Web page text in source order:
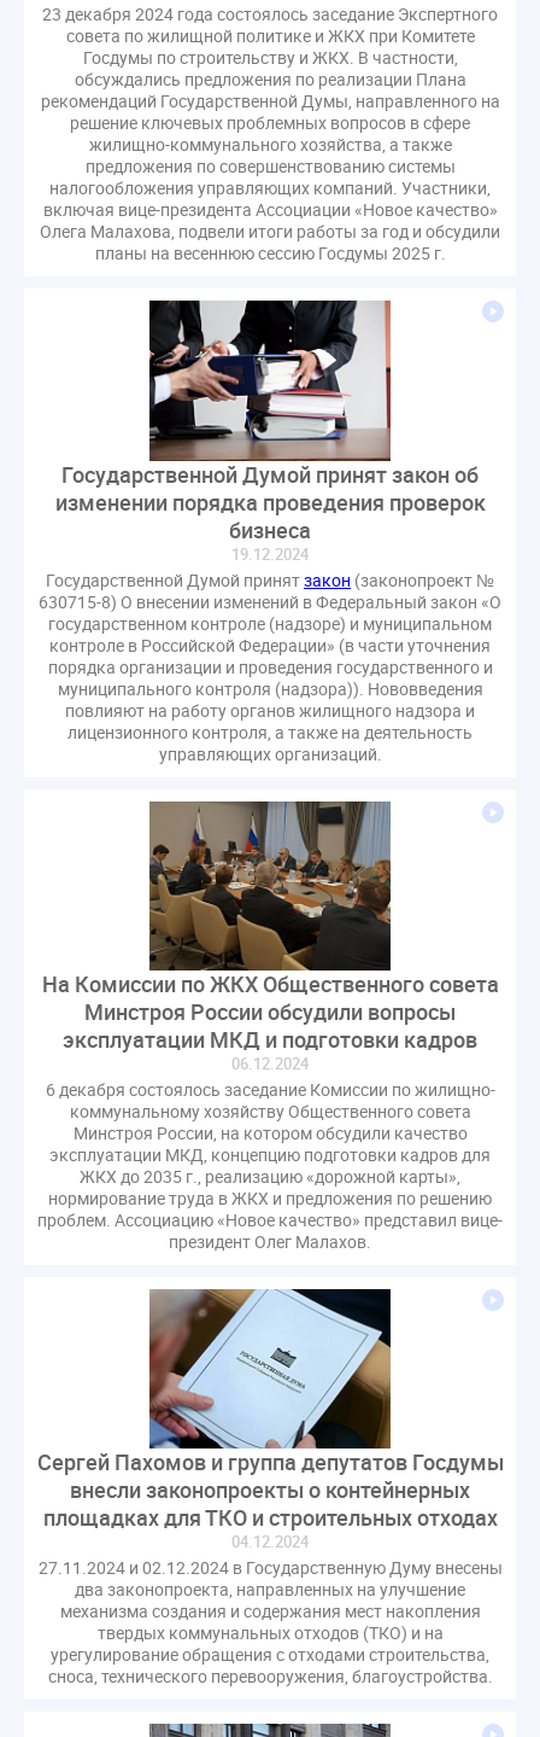
23 декабря 2024 года состоялось заседание Экспертного
совета по жилищной политике и ЖКХ при Комитете
Госдумы по строительству и ЖКХ. В частности,
обсуждались предложения по реализации Плана
рекомендаций Государственной Думы, направленного на
решение ключевых проблемных вопросов в сфере
жилищно-коммунального хозяйства, а также
предложения по совершенствованию системы
налогообложения управляющих компаний. Участники,
включая вице-президента Ассоциации «Новое качество»
Олега Малахова, подвели итоги работы за год и обсудили
планы на весеннюю сессию Госдумы 2025 г.
Государственной Думой принят закон об
изменении порядка проведения проверок
бизнеса
19.12.2024
Государственной Думой принятзакон (законопроект №
630715-8) О внесении изменений в Федеральный закон «О
государственном контроле (надзоре) и муниципальном
контроле в Российской Федерации» (в части уточнения
порядка организации и проведения государственного и
муниципального контроля (надзора)). Нововведения
повлияют на работу органов жилищного надзора и
лицензионного контроля, а также на деятельность
управляющих организаций.
На Комиссии по ЖКХ Общественного совета
Минстроя России обсудили вопросы
эксплуатации МКД и подготовки кадров
06.12.2024
6 декабря состоялось заседание Комиссии по жилищно-
коммунальному хозяйству Общественного совета
Минстроя России, на котором обсудили качество
эксплуатации МКД, концепцию подготовки кадров для
ЖКХ до 2035 г., реализацию «дорожной карты»,
нормирование труда в ЖКХ и предложения по решению
проблем. Ассоциацию «Новое качество» представил вице-
президент Олег Малахов.
Сергей Пахомов и группа депутатов Госдумы
внесли законопроекты о контейнерных
площадках для ТКО и строительных отходах
04.12.2024
27.11.2024 и 02.12.2024 в Государственную Думу внесены
два законопроекта, направленных на улучшение
механизма создания и содержания мест накопления
твердых коммунальных отходов (ТКО) и на
урегулирование обращения с отходами строительства,
сноса, технического перевооружения, благоустройства.